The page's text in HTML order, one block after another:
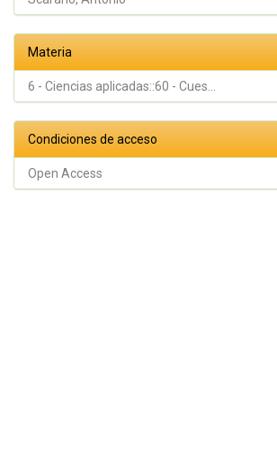
Materia
6 - Ciencias aplicadas::60 - Cues...
Condiciones de acceso
Open Access